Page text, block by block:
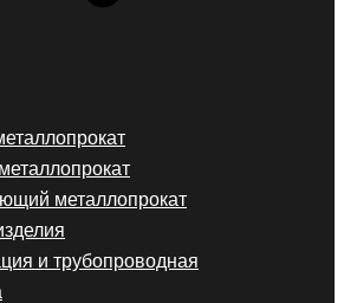
металлопрокат
и трубопроводная